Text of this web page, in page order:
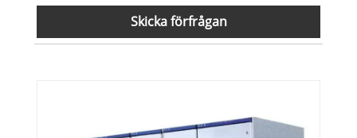
Skicka förfrågan